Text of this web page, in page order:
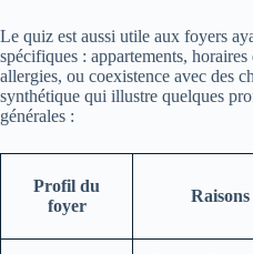
Le quiz est aussi utile aux foyers
spécifiques : appartements,
allergies, ou coexistence avec des
synthétique qui illustre quelques
générales :
Profil du
foyer
Raisons